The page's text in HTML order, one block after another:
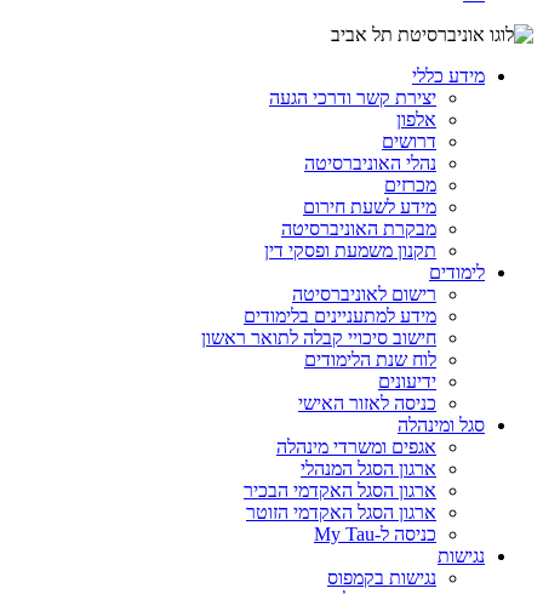
מידע כללי
יצירת קשר ודרכי הגעה
אלפון
דרושים
נהלי האוניברסיטה
מכרזים
מידע לשעת חירום
מבקרת האוניברסיטה
תקנון משמעת ופסקי דין
לימודים
רישום לאוניברסיטה
מידע למתעניינים בלימודים
חישוב סיכויי קבלה לתואר ראשון
לוח שנת הלימודים
ידיעונים
כניסה לאזור האישי
סגל ומינהלה
אגפים ומשרדי מינהלה
ארגון הסגל המנהלי
ארגון הסגל האקדמי הבכיר
ארגון הסגל האקדמי הזוטר
כניסה ל-My Tau
נגישות
נגישות בקמפוס